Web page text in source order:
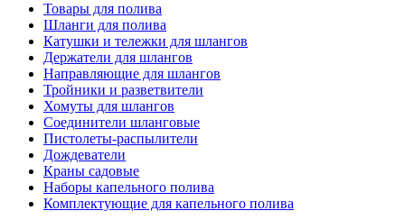
Товары для полива
Шланги для полива
Катушки и тележки для шлангов
Держатели для шлангов
Направляющие для шлангов
Тройники и разветвители
Хомуты для шлангов
Соединители шланговые
Пистолеты-распылители
Дождеватели
Краны садовые
Наборы капельного полива
Комплектующие для капельного полива